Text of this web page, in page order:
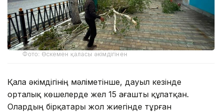
Фото: Өскемен қаласы әкімдігінен
Қала әкімдігінің мәліметінше, дауыл кезінде
орталық көшелерде жел 15 ағашты құлатқан.
Олардың бірқатары жол жиегінде тұрған